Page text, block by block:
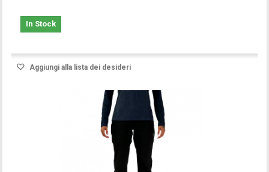
In Stock
Aggiungi alla lista dei desideri